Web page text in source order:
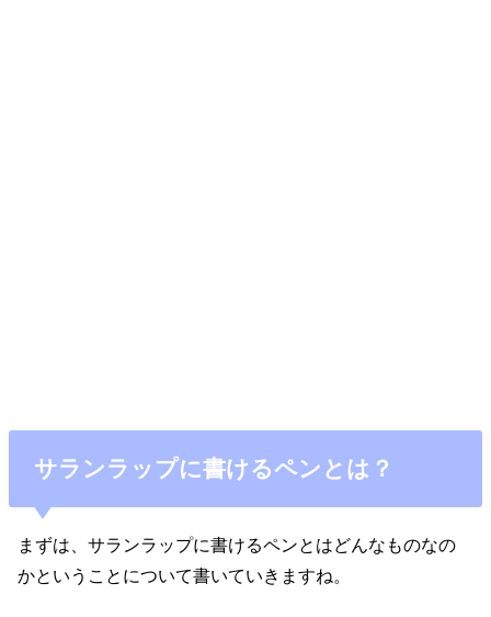
サランラップに書けるペンとは？
まずは、サランラップに書けるペンとはどんなものなの
かということについて書いていきますね。